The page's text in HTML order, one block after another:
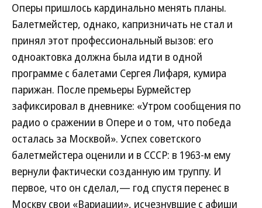
Оперы пришлось кардинально менять планы.
Балетмейстер, однако, капризничать не стал и
принял этот профессиональный вызов: его
одноактовка должна была идти в одной
программе с балетами Сергея Лифаря, кумира
парижан. После премьеры Бурмейстер
зафиксировал в дневнике: «Утром сообщения по
радио о сражении в Опере и о том, что победа
осталась за Москвой». Успех советского
балетмейстера оценили и в СССР: в 1963-м ему
вернули фактически созданную им труппу. И
первое, что он сделал,— год спустя перенес в
Москву свои «Вариации», исчезнувшие с афиши